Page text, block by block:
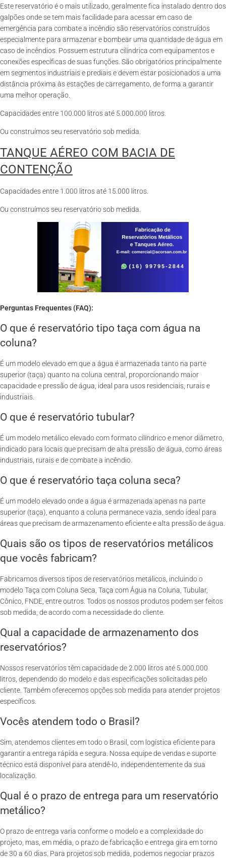
Este reservatório é o mais utilizado, geralmente fica instalado dentro dos
galpões onde se tem mais facilidade para acessar em caso de
emergência para combate a incêndio são reservatórios construídos
especialmente para armazenar e bombear uma quantidade de água em
caso de incêndios. Possuem estrutura cilíndrica com equipamentos e
conexões específicas de suas funções. São obrigatórios principalmente
em segmentos industriais e prediais e devem estar posicionados a uma
distância próxima às estações de carregamento, de forma a garantir
uma melhor operação.
Capacidades entre 100.000 litros até 5.000.000 litros.
Ou construímos seu reservatório sob medida.
TANQUE AÉREO COM BACIA DE
CONTENÇÃO
Capacidades entre 1.000 litros até 15.000 litros.
Ou construímos seu reservatório sob medida.
Perguntas Frequentes (FAQ):
O que é reservatório tipo taça com água na
coluna?
É um modelo elevado em que a água é armazenada tanto na parte
superior (taça) quanto na coluna central, proporcionando maior
capacidade e pressão de água, ideal para usos residenciais, rurais e
industriais.
O que é reservatório tubular?
É um modelo metálico elevado com formato cilíndrico e menor diâmetro,
indicado para locais que precisam de alta pressão de água, como áreas
industriais, rurais e de combate a incêndio.
O que é reservatório taça coluna seca?
É um modelo elevado onde a água é armazenada apenas na parte
superior (taça), enquanto a coluna permanece vazia, sendo ideal para
áreas que precisam de armazenamento eficiente e alta pressão de água.
Quais são os tipos de reservatórios metálicos
que vocês fabricam?
Fabricamos diversos tipos de reservatórios metálicos, incluindo o
modelo Taça com Coluna Seca, Taça com Água na Coluna, Tubular,
Cônico, FNDE, entre outros. Todos os nossos produtos podem ser feitos
sob medida, de acordo com a necessidade do cliente.
Qual a capacidade de armazenamento dos
reservatórios?
Nossos reservatórios têm capacidade de 2.000 litros até 5.000.000
litros, dependendo do modelo e das especificações solicitadas pelo
cliente. Também oferecemos opções sob medida para atender projetos
específicos.
Vocês atendem todo o Brasil?
Sim, atendemos clientes em todo o Brasil, com logística eficiente para
garantir a entrega rápida e segura. Nossa equipe de vendas e suporte
técnico está disponível para atendê-lo, independentemente da sua
localização.
Qual é o prazo de entrega para um reservatório
metálico?
O prazo de entrega varia conforme o modelo e a complexidade do
projeto, mas, em média, o prazo de fabricação e entrega gira em torno
de 30 a 60 dias. Para projetos sob medida, podemos negociar prazos